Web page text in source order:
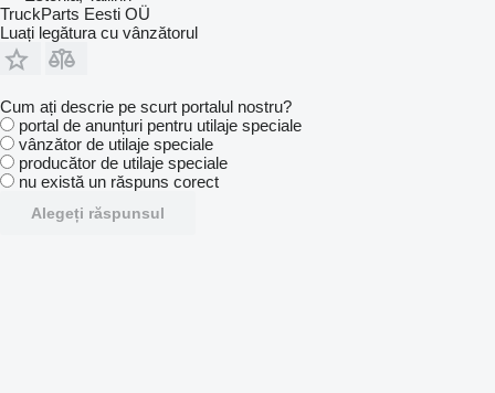
TruckParts Eesti OÜ
Luați legătura cu vânzătorul
Cum ați descrie pe scurt portalul nostru?
portal de anunțuri pentru utilaje speciale
vânzător de utilaje speciale
producător de utilaje speciale
nu există un răspuns corect
Alegeți răspunsul